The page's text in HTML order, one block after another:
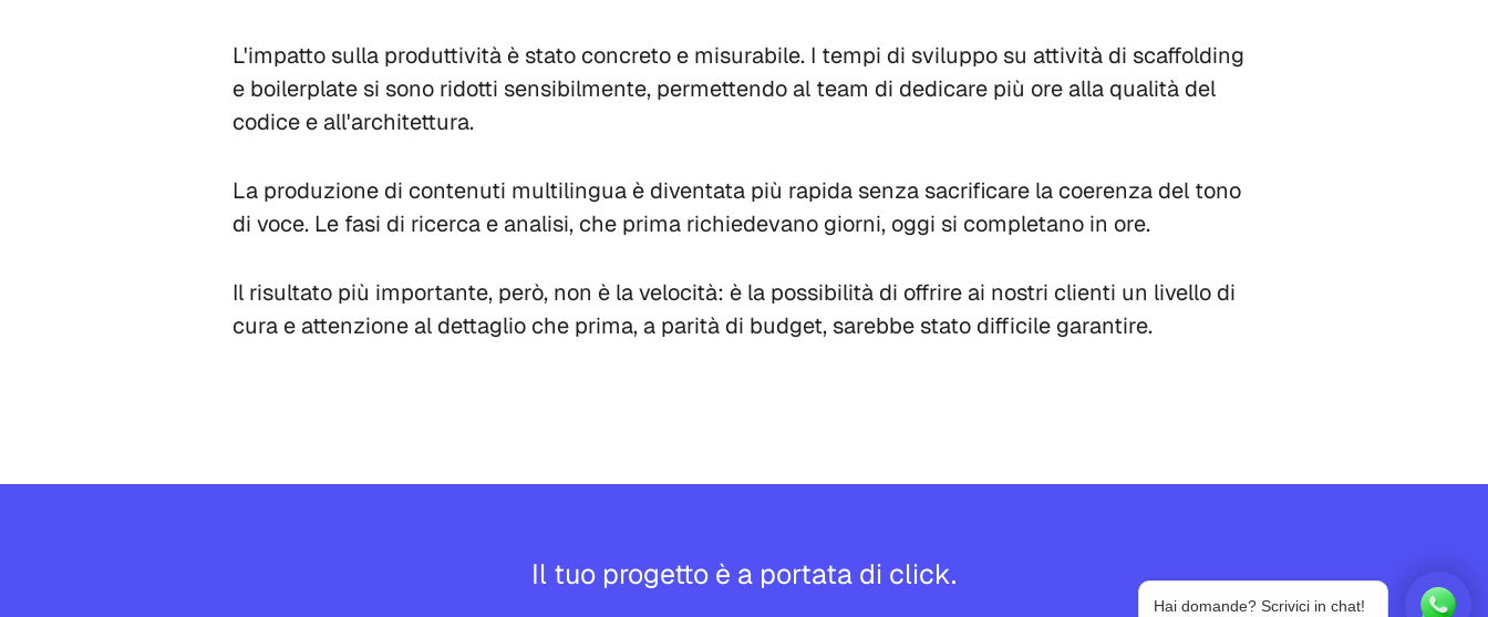
L'impatto sulla produttività è stato concreto e misurabile. I tempi di sviluppo su attività di scaffolding
e boilerplate si sono ridotti sensibilmente, permettendo al team di dedicare più ore alla qualità del
codice e all'architettura.
La produzione di contenuti multilingua è diventata più rapida senza sacrificare la coerenza del tono
di voce. Le fasi di ricerca e analisi, che prima richiedevano giorni, oggi si completano in ore.
Il risultato più importante, però, non è la velocità: è la possibilità di offrire ai nostri clienti un livello di
cura e attenzione al dettaglio che prima, a parità di budget, sarebbe stato difficile garantire.
Il tuo progetto è a portata di click.
Hai domande? Scrivici in chat!